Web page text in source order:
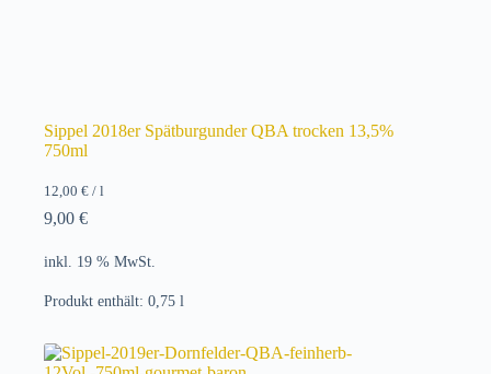
Sippel 2018er Spätburgunder QBA trocken 13,5%
750ml
12,00 € / l
9,00 €
inkl. 19 % MwSt.
Produkt enthält: 0,75 l